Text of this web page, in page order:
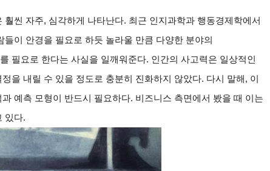
씬 자주, 심각하게 나타난다. 최근 인지과학과 행동경제학에서
들이 안경을 필요로 하듯 놀라울 만큼 다양한 분야의
필요로 한다는 사실을 일깨워준다. 인간의 사고력은 일상적인
을 내릴 수 있을 정도로 충분히 진화하지 않았다. 다시 말해, 이
예측 모형이 반드시 필요하다. 비즈니스 측면에서 봤을 때 이는
있다.